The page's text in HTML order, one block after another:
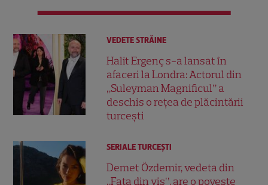
VEDETE STRĂINE
Halit Ergenç s-a lansat în
afaceri la Londra: Actorul din
„Suleyman Magnificul” a
deschis o rețea de plăcintării
turcești
SERIALE TURCEŞTI
Demet Özdemir, vedeta din
„Fata din vis”, are o poveste